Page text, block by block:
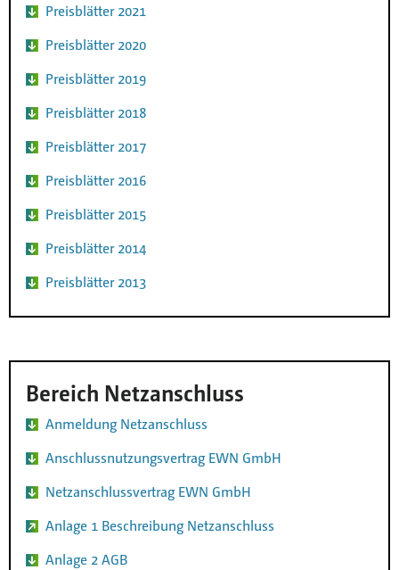
Preisblätter 2021
Preisblätter 2020
Preisblätter 2019
Preisblätter 2018
Preisblätter 2017
Preisblätter 2016
Preisblätter 2015
Preisblätter 2014
Preisblätter 2013
Bereich Netzanschluss
Anmeldung Netzanschluss
Anschlussnutzungsvertrag EWN GmbH
Netzanschlussvertrag EWN GmbH
Anlage 1 Beschreibung Netzanschluss
Anlage 2 AGB